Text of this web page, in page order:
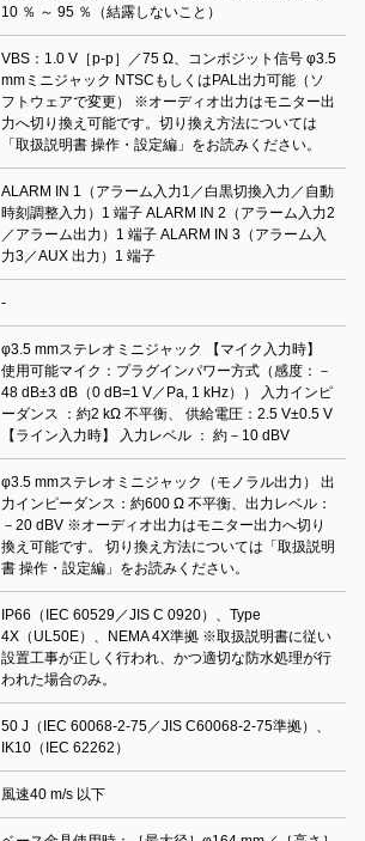
10 ％ ～ 95 ％（結露しないこと）
VBS：1.0 V［p-p］／75 Ω、コンポジット信号 φ3.5
mmミニジャック NTSCもしくはPAL出力可能（ソ
フトウェアで変更） ※オーディオ出力はモニター出
力へ切り換え可能です。切り換え方法については
「取扱説明書 操作・設定編」をお読みください。
ALARM IN 1（アラーム入力1／白黒切換入力／自動
時刻調整入力）1 端子 ALARM IN 2（アラーム入力2
／アラーム出力）1 端子 ALARM IN 3（アラーム入
力3／AUX 出力）1 端子
-
φ3.5 mmステレオミニジャック 【マイク入力時】
使用可能マイク：プラグインパワー方式（感度：－
48 dB±3 dB（0 dB=1 V／Pa, 1 kHz）） 入力インピ
ーダンス ：約2 kΩ 不平衡、 供給電圧：2.5 V±0.5 V
【ライン入力時】 入力レベル ： 約－10 dBV
φ3.5 mmステレオミニジャック（モノラル出力） 出
力インピーダンス：約600 Ω 不平衡、出力レベル：
－20 dBV ※オーディオ出力はモニター出力へ切り
換え可能です。 切り換え方法については「取扱説明
書 操作・設定編」をお読みください。
IP66（IEC 60529／JIS C 0920）、Type
4X（UL50E）、NEMA 4X準拠 ※取扱説明書に従い
設置工事が正しく行われ、かつ適切な防水処理が行
われた場合のみ。
50 J（IEC 60068-2-75／JIS C60068-2-75準拠）、
IK10（IEC 62262）
風速40 m/s 以下